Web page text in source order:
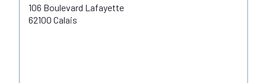
106 Boulevard Lafayette
62100 Calais